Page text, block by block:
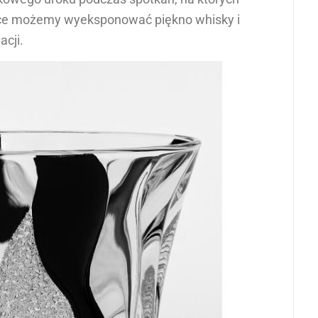
możemy wyeksponować piękno whisky i